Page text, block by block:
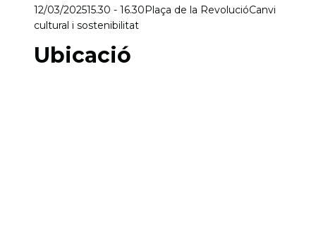
12/03/202515.30 - 16.30Plaça de la RevolucióCanvi
cultural i sostenibilitat
Ubicació